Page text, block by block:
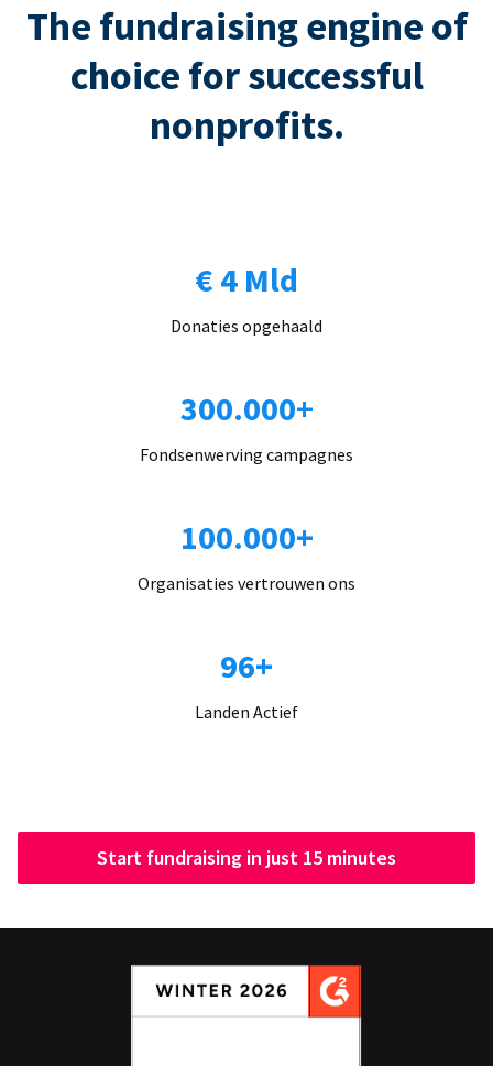
The fundraising engine of
choice for successful
nonprofits.
€ 4 Mld
Donaties opgehaald
300.000+
Fondsenwerving campagnes
100.000+
Organisaties vertrouwen ons
96+
Landen Actief
Start fundraising in just 15 minutes